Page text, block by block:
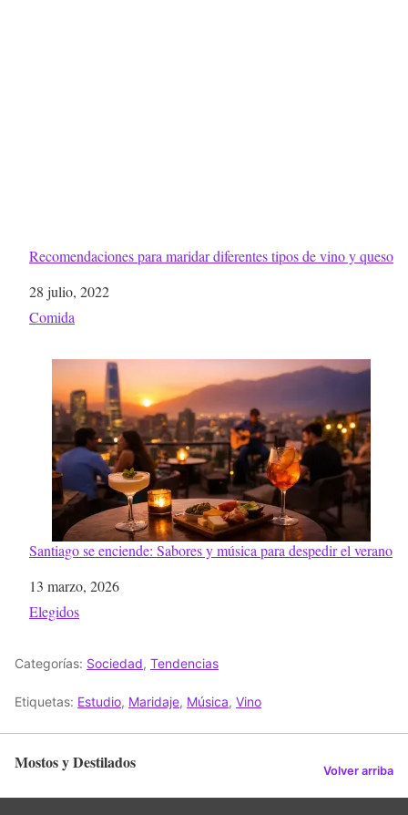
Recomendaciones para maridar diferentes tipos de vino y queso
Fecha
28 julio, 2022
Respecto a
Comida
Santiago se enciende: Sabores y música para despedir el verano
Fecha
13 marzo, 2026
Respecto a
Elegidos
Categorías: Sociedad, Tendencias
Etiquetas: Estudio, Maridaje, Música, Vino
Mostos y Destilados Volver arriba